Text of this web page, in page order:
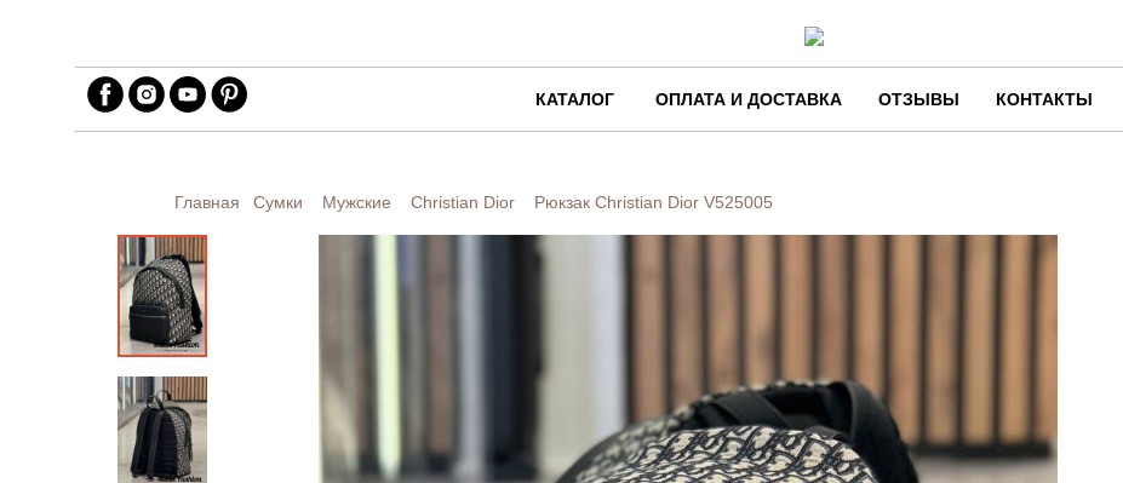
КАТАЛОГ ОПЛАТА И ДОСТАВКА ОТЗЫВЫ КОНТАКТЫ
Главная Сумки Мужские Christian Dior Рюкзак Christian Dior V525005